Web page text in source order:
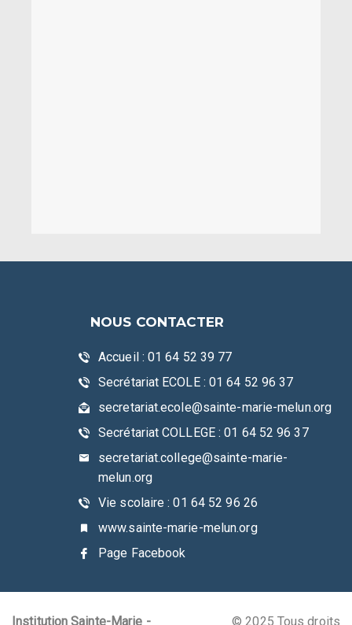
NOUS CONTACTER
Accueil : 01 64 52 39 77
Secrétariat ECOLE : 01 64 52 96 37
secretariat.ecole@sainte-marie-melun.org
Secrétariat COLLEGE : 01 64 52 96 37
secretariat.college@sainte-marie-
melun.org
Vie scolaire : 01 64 52 96 26
www.sainte-marie-melun.org
Page Facebook
Institution Sainte-Marie - © 2025 Tous droits